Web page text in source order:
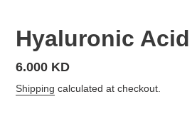
Hyaluronic Acid
Regular
price
6.000 KD
Shipping calculated at checkout.